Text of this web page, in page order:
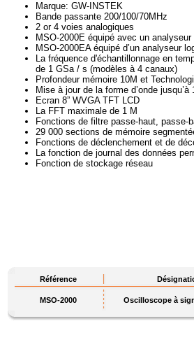
Marque: GW-INSTEK
Bande passante 200/100/70MHz
2 or 4 voies analogiques
MSO-2000E équipé avec un
MSO-2000EA équipé d’un analyseur
La fréquence d'échantillonnage en
de 1 GSa / s (modèles à 4 canaux)
Profondeur mémoire 10M et
Mise à jour de la forme d’onde
Ecran 8” WVGA TFT LCD
La FFT maximale de 1 M
Fonctions de filtre passe-haut, passe-
29 000 sections de mémoire
Fonctions de déclenchement et de
La fonction de journal des données
Fonction de stockage réseau
Référence
MSO-2000 Oscilloscope à